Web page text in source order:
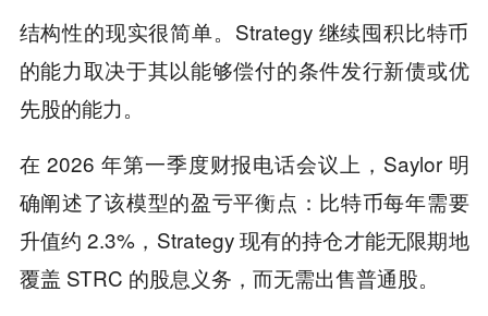
结构性的现实很简单。Strategy 继续囤积比特币
的能力取决于其以能够偿付的条件发行新债或优
先股的能力。
在 2026 年第一季度财报电话会议上，Saylor 明
确阐述了该模型的盈亏平衡点：比特币每年需要
升值约 2.3%，Strategy 现有的持仓才能无限期地
覆盖 STRC 的股息义务，而无需出售普通股。